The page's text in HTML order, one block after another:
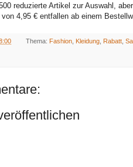
reduzierte Artikel zur Auswahl,
4,95 € entfallen ab einem
Thema: Fashion, Kleidung, Rabatt,